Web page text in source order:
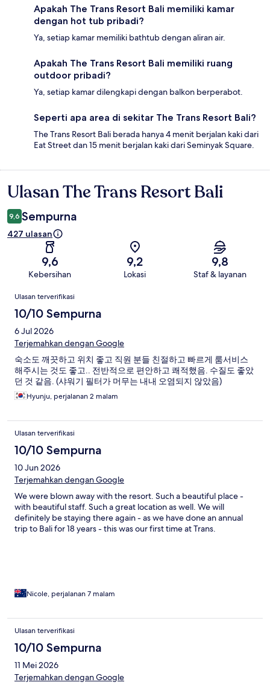
Apakah The Trans Resort Bali memiliki kamar
dengan hot tub pribadi?
Ya, setiap kamar memiliki bathtub dengan aliran air.
Apakah The Trans Resort Bali memiliki ruang
outdoor pribadi?
Ya, setiap kamar dilengkapi dengan balkon berperabot.
Seperti apa area di sekitar The Trans Resort Bali?
The Trans Resort Bali berada hanya 4 menit berjalan kaki dari
Eat Street dan 15 menit berjalan kaki dari Seminyak Square.
Ulasan
Ulasan The Trans Resort Bali
9,6 Sempurna
427 ulasan
9,6
Kebersihan
9,2
Lokasi
9,8
Staf & layanan
Ulasan
Ulasan terverifikasi
10/10 Sempurna
6 Jul 2026
Terjemahkan dengan Google
숙소도 깨끗하고 위치 좋고 직원 분들 친절하고 빠르게 룸서비스
해주시는 것도 좋고.. 전반적으로 편안하고 쾌적했음. 수질도 좋았
던 것 같음. (샤워기 필터가 머무는 내내 오염되지 않았음)
Hyunju, perjalanan 2 malam
Ulasan terverifikasi
10/10 Sempurna
10 Jun 2026
Terjemahkan dengan Google
We were blown away with the resort. Such a beautiful place -
with beautiful staff. Such a great location as well. We will
definitely be staying there again - as we have done an annual
trip to Bali for 18 years - this was our first time at Trans.
Nicole, perjalanan 7 malam
Ulasan terverifikasi
10/10 Sempurna
11 Mei 2026
Terjemahkan dengan Google